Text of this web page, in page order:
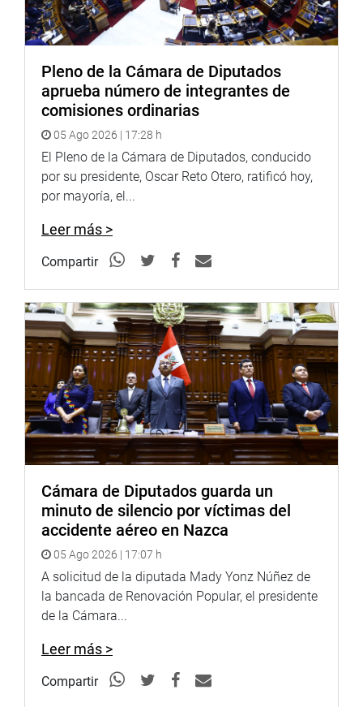
Pleno de la Cámara de Diputados
aprueba número de integrantes de
comisiones ordinarias
05 Ago 2026 | 17:28 h
El Pleno de la Cámara de Diputados, conducido
por su presidente, Oscar Reto Otero, ratificó hoy,
por mayoría, el...
Leer más >
Compartir
Cámara de Diputados guarda un
minuto de silencio por víctimas del
accidente aéreo en Nazca
05 Ago 2026 | 17:07 h
A solicitud de la diputada Mady Yonz Núñez de
la bancada de Renovación Popular, el presidente
de la Cámara...
Leer más >
Compartir